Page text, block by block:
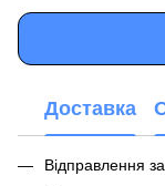
Доставка
Відправлення